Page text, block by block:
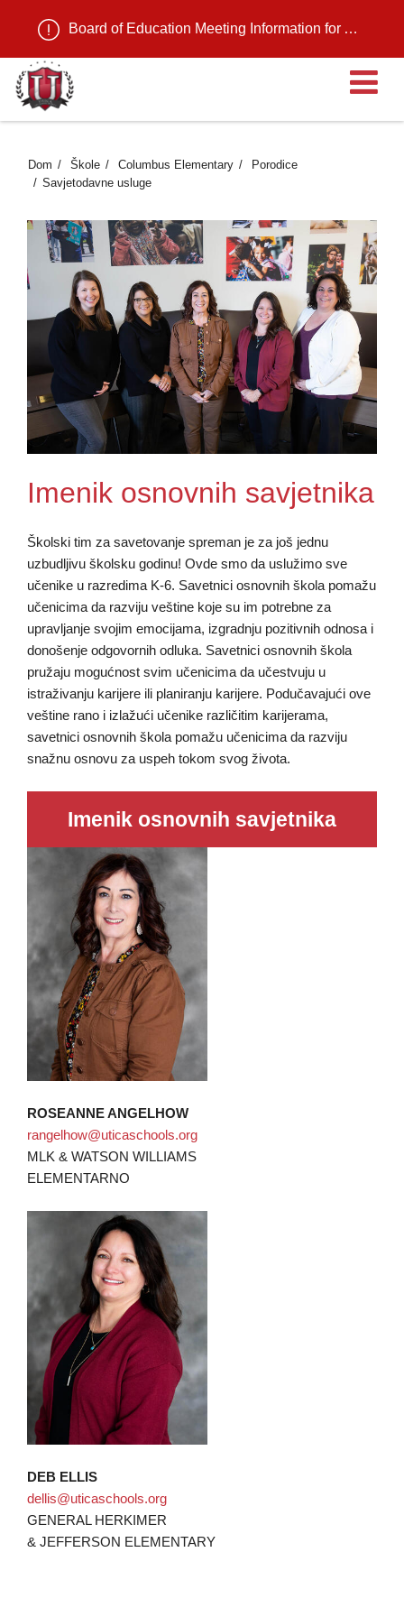
Board of Education Meeting Information for August 11, 2026
Dom Škole Columbus Elementary
Porodice
Savjetodavne usluge
Imenik osnovnih savjetnika
Školski tim za savetovanje spreman je za još jednu
uzbudljivu školsku godinu! Ovde smo da uslužimo sve
učenike u razredima K-6. Savetnici osnovnih škola pomažu
učenicima da razviju veštine koje su im potrebne za
upravljanje svojim emocijama, izgradnju pozitivnih odnosa i
donošenje odgovornih odluka. Savetnici osnovnih škola
pružaju mogućnost svim učenicima da učestvuju u
istraživanju karijere ili planiranju karijere. Podučavajući ove
veštine rano i izlažući učenike različitim karijerama,
savetnici osnovnih škola pomažu učenicima da razviju
snažnu osnovu za uspeh tokom svog života.
Imenik osnovnih savjetnika
ROSEANNE ANGELHOW
rangelhow@uticaschools.org
MLK & WATSON WILLIAMS
ELEMENTARNO
DEB ELLIS
dellis@uticaschools.org
GENERAL HERKIMER
& JEFFERSON ELEMENTARY